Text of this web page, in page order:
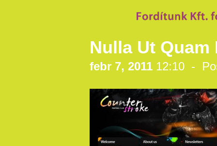
Nulla Ut Quam
febr 7, 2011 12:10 -